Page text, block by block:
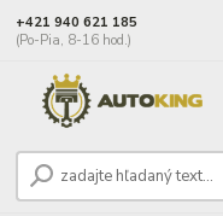
+421 940 621 185
(Po-Pia, 8-16 hod.)